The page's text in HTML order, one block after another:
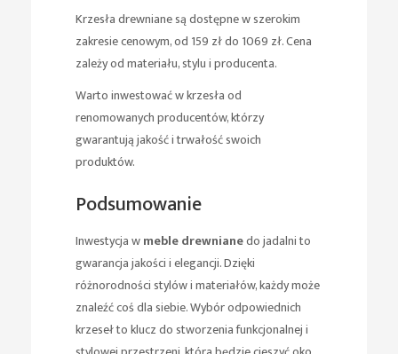
Krzesła drewniane są dostępne w szerokim
zakresie cenowym, od 159 zł do 1069 zł. Cena
zależy od materiału, stylu i producenta.
Warto inwestować w krzesła od
renomowanych producentów, którzy
gwarantują jakość i trwałość swoich
produktów.
Podsumowanie
Inwestycja wmeble drewnianedo jadalni to
gwarancja jakości i elegancji. Dzięki
różnorodności stylów i materiałów, każdy może
znaleźć coś dla siebie. Wybór odpowiednich
krzeseł to klucz do stworzenia funkcjonalnej i